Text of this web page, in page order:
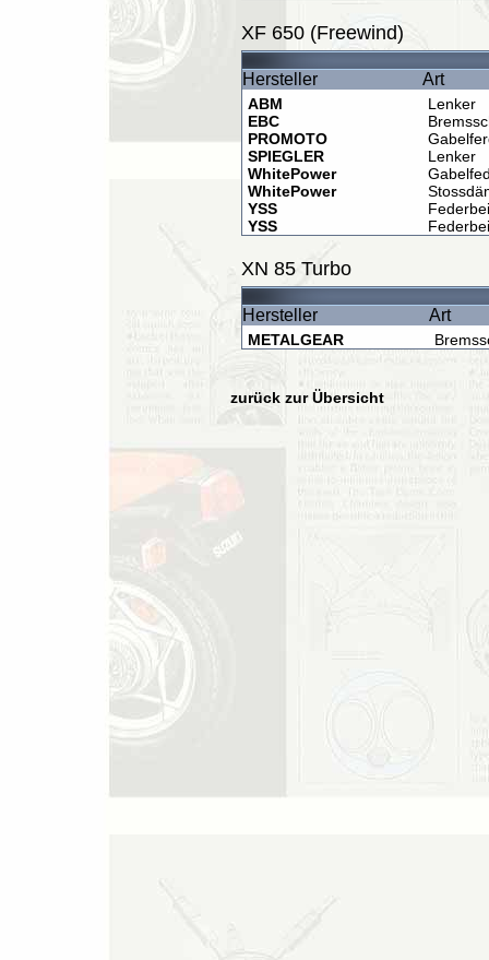
XF 650 (Freewind)
Hersteller Art
ABM
Lenker
EBC
PROMOTO
SPIEGLER
Lenker
WhitePower
WhitePower
YSS
YSS
XN 85 Turbo
Hersteller Art
METALGEAR
zurück zur Übersicht